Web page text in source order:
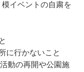
イベントの自粛を
に行かないこと
動の再開や公園施